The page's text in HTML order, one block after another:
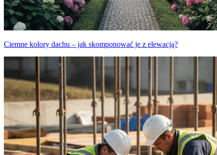
Ciemne kolory dachu – jak skomponować je z elewacją?